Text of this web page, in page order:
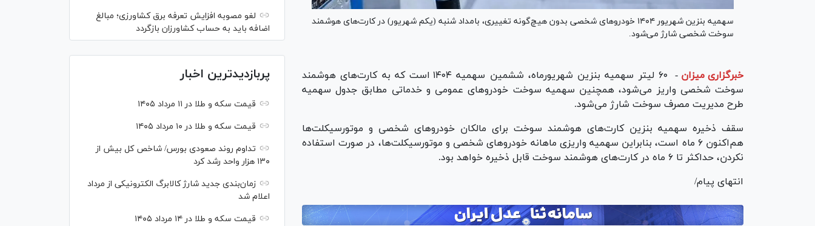
سهمیه بنزین شهریور ۱۴۰۴ خودروهای شخصی بدون هیچ‌گونه تغییری، بامداد شنبه (یکم شهریور) در کارت‌های هوشمند
سوخت شخصی شارژ می‌شود.
خبرگزاری میزان -
۶۰ لیتر سهمیه بنزین شهریورماه، ششمین سهمیه ۱۴۰۴ است که به کارت‌های هوشمند
سوخت شخصی واریز می‌شود، همچنین سهمیه سوخت خودروهای عمومی و خدماتی مطابق جدول سهمیه
طرح مدیریت مصرف سوخت شارژ می‌شود.
سقف ذخیره سهمیه بنزین کارت‌های هوشمند سوخت برای مالکان خودروهای شخصی و موتورسیکلت‌ها
هم‌اکنون ۶ ماه است، بنابراین سهمیه واریزی ماهانه خودروهای شخصی و موتورسیکلت‌ها، در صورت استفاده‌
نکردن، حداکثر تا ۶ ماه در کارت‌های هوشمند سوخت قابل ذخیره خواهد بود.
انتهای پیام/
لغو مصوبه افزایش تعرفه برق کشاورزی؛ مبالغ
اضافه باید به حساب کشاورزان بازگردد
پربازدیدترین اخبار
قیمت سکه و طلا در ۱۱ مرداد ۱۴۰۵
قیمت سکه و طلا در ۱۰ مرداد ۱۴۰۵
تداوم روند صعودی بورس/ شاخص کل بیش از
۱۳۰ هزار واحد رشد کرد
زمان‌بندی جدید شارژ کالابرگ الکترونیکی از مرداد
اعلام شد
قیمت سکه و طلا در ۱۴ مرداد ۱۴۰۵